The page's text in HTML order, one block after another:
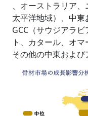
、オーストラリア
太平洋地域）、中東
GCC（サウジアラ
ト、カタール、オ
その他の中東および